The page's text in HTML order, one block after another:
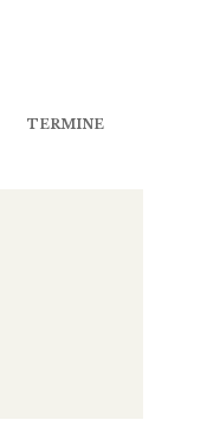
TERMINE